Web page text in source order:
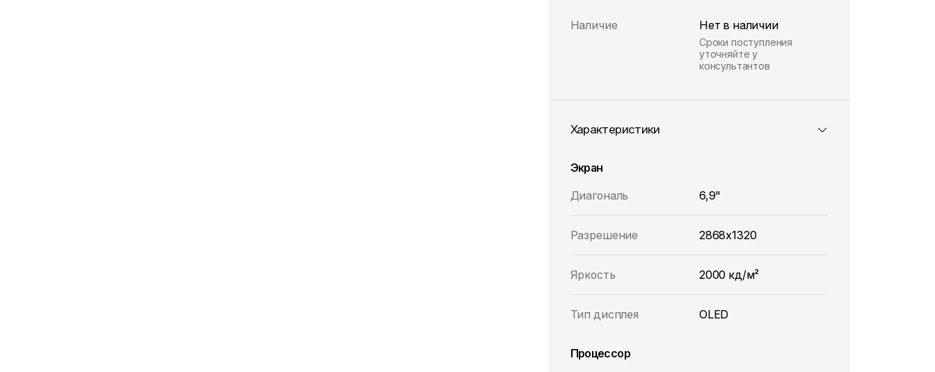
Наличие Нет в наличии
Сроки поступления
уточняйте у
консультантов
Характеристики
Экран
Диагональ
6,9"
Разрешение 2868x1320
Яркость 2000 кд/м²
Тип дисплея OLED
Процессор